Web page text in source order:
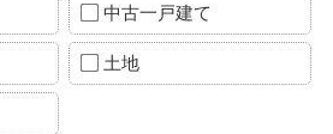
中古一戸建て
土地